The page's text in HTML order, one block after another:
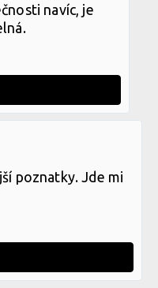
navíc, je
poznatky. Jde mi